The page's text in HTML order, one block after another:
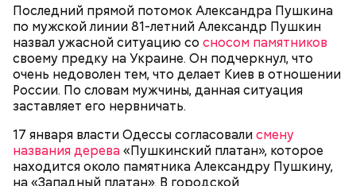
Последний прямой потомок Александра Пушкина
по мужской линии 81-летний Александр Пушкин
назвал ужасной ситуацию со сносом памятников
своему предку на Украине. Он подчеркнул, что
очень недоволен тем, что делает Киев в отношении
России. По словам мужчины, данная ситуация
заставляет его нервничать.
17 января власти Одессы согласовалисмену
названия дерева«Пушкинский платан», которое
находится около памятника Александру Пушкину,
на «Западный платан». В городской
монастырей.